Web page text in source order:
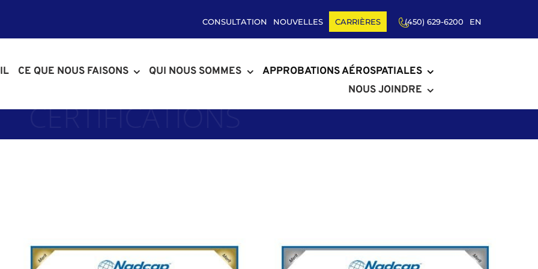
CONSULTATION NOUVELLES CARRIÈRES (450) 629-6200 EN
CE QUE NOUS FAISONS QUI NOUS SOMMES
APPROBATIONS AÉROSPATIALES
NOUS JOINDRE
CERTIFICATIONS